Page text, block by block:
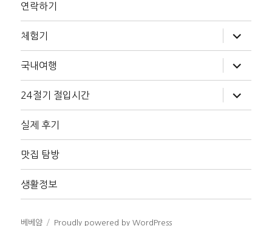
연락하기
체험기
위
메
확
장
국내여행
위
메
확
장
24절기 절입시간
위
메
장
실제 후기
맛집 탐방
생활정보
베베얌 Proudly powered by WordPress